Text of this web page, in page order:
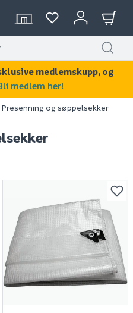
Presenning og søppelsekker
medlemskupp, og
medlem her!